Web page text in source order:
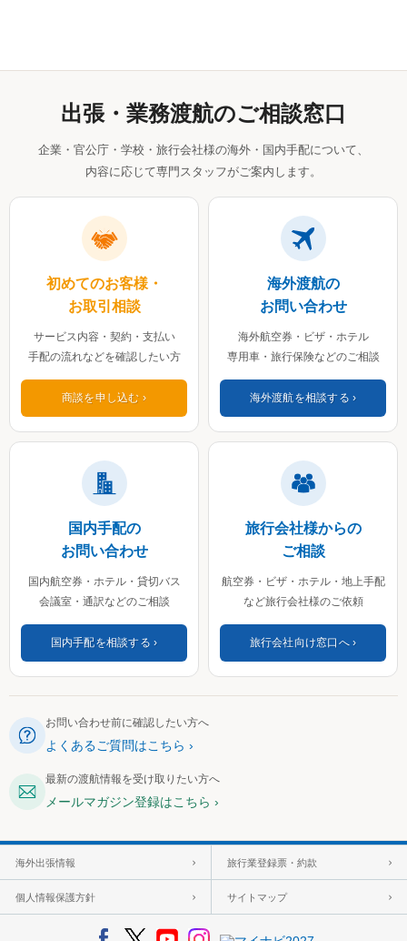
出張・業務渡航のご相談窓口
企業・官公庁・学校・旅行会社様の海外・国内手配について、
内容に応じて専門スタッフがご案内します。
初めてのお客様・
お取引相談
サービス内容・契約・支払い
手配の流れなどを確認したい方
商談を申し込む
海外渡航の
お問い合わせ
海外航空券・ビザ・ホテル
専用車・旅行保険などのご相談
海外渡航を相談する
国内手配の
お問い合わせ
国内航空券・ホテル・貸切バス
会議室・通訳などのご相談
国内手配を相談する
旅行会社様からの
ご相談
航空券・ビザ・ホテル・地上手配
など旅行会社様のご依頼
旅行会社向け窓口へ
お問い合わせ前に確認したい方へ
よくあるご質問はこちら
最新の渡航情報を受け取りたい方へ
メールマガジン登録はこちら
海外出張情報 旅行業登録票・約款
個人情報保護方針 サイトマップ